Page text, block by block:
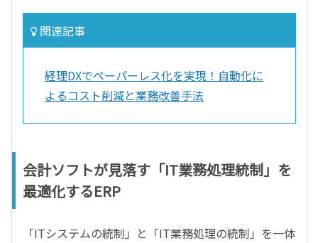
関連記事
経理DXでペーパーレス化を実現！自動化に
よるコスト削減と業務改善手法
会計ソフトが見落す「IT業務処理統制」を
最適化するERP
「ITシステムの統制」と「IT業務処理の統制」を一体